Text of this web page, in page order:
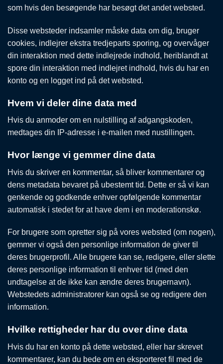
som hvis den besøgende har besøgt det andet websted.
Disse websteder indsamler måske data om dig, bruger
cookies, indlejrer ekstra tredjeparts sporing, og overvåger
din interaktion med dette indlejrede indhold, heriblandt at
spore din interaktion med indlejret indhold, hvis du har en
konto og en logget ind på det websted.
Hvem vi deler dine data med
Hvis du anmoder om en nulstilling af adgangskoden,
medtages din IP-adresse i e-mailen med nustillingen.
Hvor længe vi gemmer dine data
Hvis du skriver en kommentar, så bliver kommentarer og
dens metadata bevaret på ubestemt tid. Dette er så vi kan
genkende og godkende enhver opfølgende kommentar
automatisk i stedet for at have dem i en moderationskø.
For brugere som opretter sig på vores websted (om nogen),
gemmer vi også den personlige information de giver til
deres brugerprofil. Alle brugere kan se, redigere, eller slette
deres personlige information til enhver tid (med den
undtagelse at de ikke kan ændre deres brugernavn).
Webstedets administratorer kan også se og redigere den
information.
Hvilke rettigheder har du over dine data
Hvis du har en konto på dette websted, eller har skrevet
kommentarer, kan du bede om en eksporteret fil med de